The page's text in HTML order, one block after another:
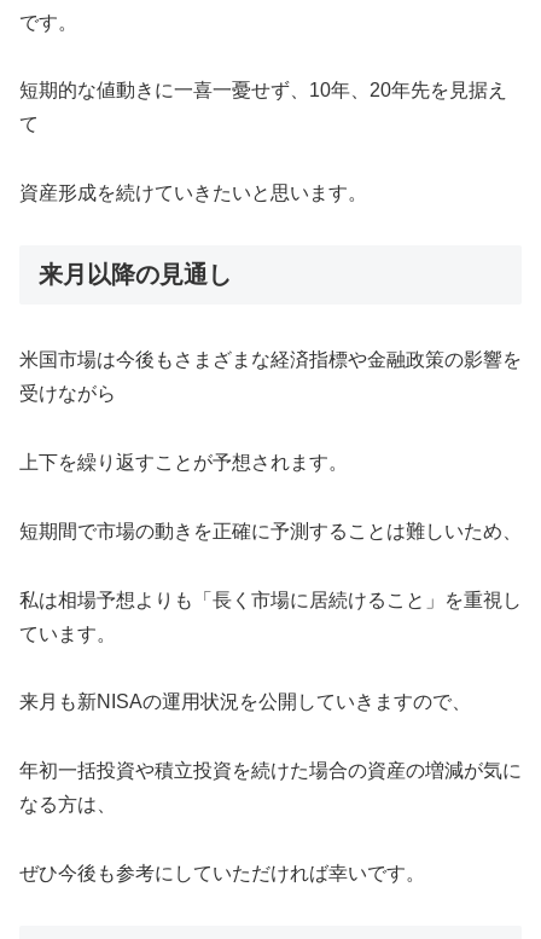
です。
短期的な値動きに一喜一憂せず、10年、20年先を見据え
て
資産形成を続けていきたいと思います。
来月以降の見通し
米国市場は今後もさまざまな経済指標や金融政策の影響を
受けながら
上下を繰り返すことが予想されます。
短期間で市場の動きを正確に予測することは難しいため、
私は相場予想よりも「長く市場に居続けること」を重視し
ています。
来月も新NISAの運用状況を公開していきますので、
年初一括投資や積立投資を続けた場合の資産の増減が気に
なる方は、
ぜひ今後も参考にしていただければ幸いです。